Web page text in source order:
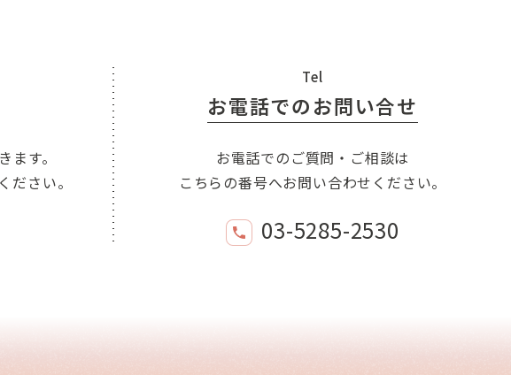
ます。
ださい。
Tel
お電話でのお問い合せ
お電話でのご質問・ご相談は
こちらの番号へお問い合わせください。
03-5285-2530